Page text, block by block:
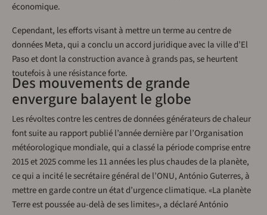
économique.
Cependant, les efforts visant à mettre un terme au centre de
données Meta, qui a conclu un accord juridique avec la ville d’El
Paso et dont la construction avance à grands pas, se heurtent
toutefois à une résistance forte.
Des mouvements de grande
envergure balayent le globe
Les révoltes contre les centres de données générateurs de chaleur
font suite au rapport publié l’année dernière par l’Organisation
météorologique mondiale, qui a classé la période comprise entre
2015 et 2025 comme les 11 années les plus chaudes de la planète,
ce qui a incité le secrétaire général de l’ONU, António Guterres, à
mettre en garde contre un état d’urgence climatique. «La planète
Terre est poussée au-delà de ses limites», a déclaré António